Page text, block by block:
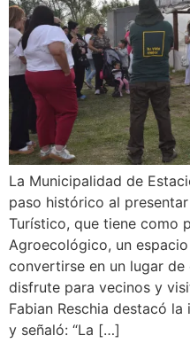
La Municipalidad de
paso histórico al
Turístico, que tiene como
Agroecológico, un
convertirse en un lugar
disfrute para vecinos y
Fabian Reschia destacó
y señaló: “La […]